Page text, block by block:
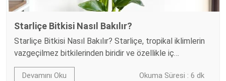
Starliçe Bitkisi Nasıl Bakılır?
Starliçe Bitkisi Nasıl Bakılır? Starliçe, tropikal iklimlerin
vazgeçilmez bitkilerinden biridir ve özellikle iç
mekanlarda yetiştirilebilen estetik ve dekoratif
özellikleriyle ön plana çıkar. Bu bitki, görkemli çiçekleri,
Devamını Oku Okuma Süresi : 6 dk